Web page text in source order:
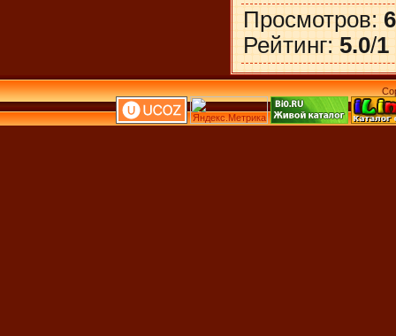
Просмотров:
Рейтинг: 5.0/1